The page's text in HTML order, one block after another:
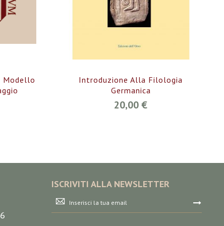
Modello
Introduzione Alla Filologia
Germanica
20,00 €
ISCRIVITI ALLA NEWSLETTER
Iscriviti
alla
nostra